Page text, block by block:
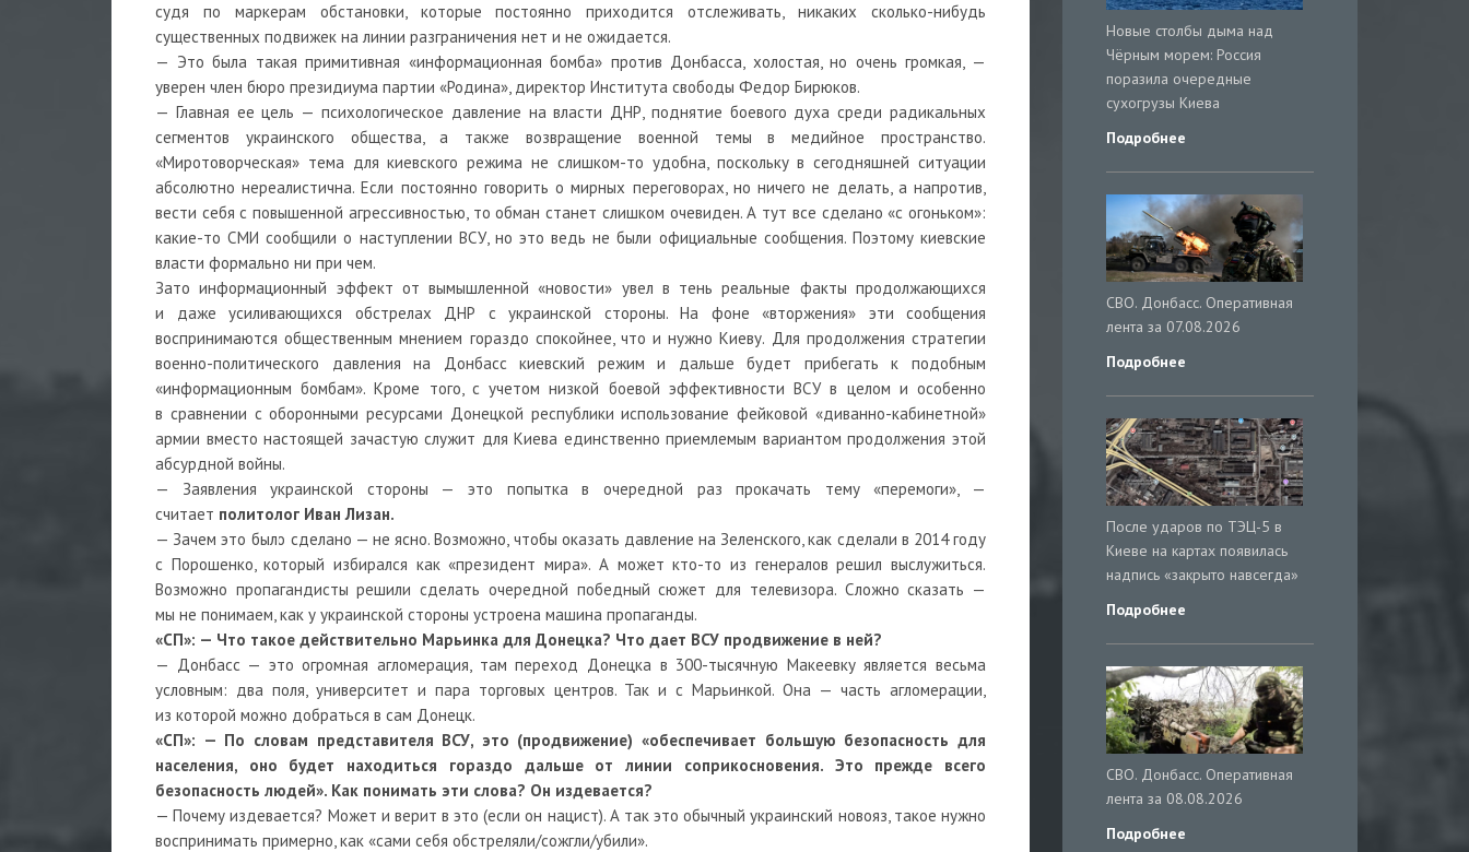
судя по маркерам обстановки, которые постоянно приходится отслеживать, никаких сколько-нибудь
существенных подвижек на линии разграничения нет и не ожидается.
— Это была такая примитивная «информационная бомба» против Донбасса, холостая, но очень громкая, —
уверен член бюро президиума партии «Родина», директор Института свободы Федор Бирюков.
— Главная ее цель — психологическое давление на власти ДНР, поднятие боевого духа среди радикальных
сегментов украинского общества, а также возвращение военной темы в медийное пространство.
«Миротоворческая» тема для киевского режима не слишком-то удобна, поскольку в сегодняшней ситуации
абсолютно нереалистична. Если постоянно говорить о мирных переговорах, но ничего не делать, а напротив,
вести себя с повышенной агрессивностью, то обман станет слишком очевиден. А тут все сделано «с огоньком»:
какие-то СМИ сообщили о наступлении ВСУ, но это ведь не были официальные сообщения. Поэтому киевские
власти формально ни при чем.
Зато информационный эффект от вымышленной «новости» увел в тень реальные факты продолжающихся
и даже усиливающихся обстрелах ДНР с украинской стороны. На фоне «вторжения» эти сообщения
воспринимаются общественным мнением гораздо спокойнее, что и нужно Киеву. Для продолжения стратегии
военно-политического давления на Донбасс киевский режим и дальше будет прибегать к подобным
«информационным бомбам». Кроме того, с учетом низкой боевой эффективности ВСУ в целом и особенно
в сравнении с оборонными ресурсами Донецкой республики использование фейковой «диванно-кабинетной»
армии вместо настоящей зачастую служит для Киева единственно приемлемым вариантом продолжения этой
абсурдной войны.
— Заявления украинской стороны — это попытка в очередной раз прокачать тему «перемоги», —
считает политолог Иван Лизан.
— Зачем это было сделано — не ясно. Возможно, чтобы оказать давление на Зеленского, как сделали в 2014 году
с Порошенко, который избирался как «президент мира». А может кто-то из генералов решил выслужиться.
Возможно пропагандисты решили сделать очередной победный сюжет для телевизора. Сложно сказать —
мы не понимаем, как у украинской стороны устроена машина пропаганды.
«СП»: — Что такое действительно Марьинка для Донецка? Что дает ВСУ продвижение в ней?
— Донбасс — это огромная агломерация, там переход Донецка в 300-тысячную Макеевку является весьма
условным: два поля, университет и пара торговых центров. Так и с Марьинкой. Она — часть агломерации,
из которой можно добраться в сам Донецк.
«СП»: — По словам представителя ВСУ, это (продвижение) «обеспечивает большую безопасность для
населения, оно будет находиться гораздо дальше от линии соприкосновения. Это прежде всего
безопасность людей». Как понимать эти слова? Он издевается?
— Почему издевается? Может и верит в это (если он нацист). А так это обычный украинский новояз, такое нужно
воспринимать примерно, как «сами себя обстреляли/сожгли/убили».
Новые столбы дыма над
Чёрным морем: Россия
поразила очередные
сухогрузы Киева
Подробнее
СВО. Донбасс. Оперативная
лента за 07.08.2026
Подробнее
После ударов по ТЭЦ-5 в
Киеве на картах появилась
надпись «закрыто навсегда»
Подробнее
СВО. Донбасс. Оперативная
лента за 08.08.2026
Подробнее